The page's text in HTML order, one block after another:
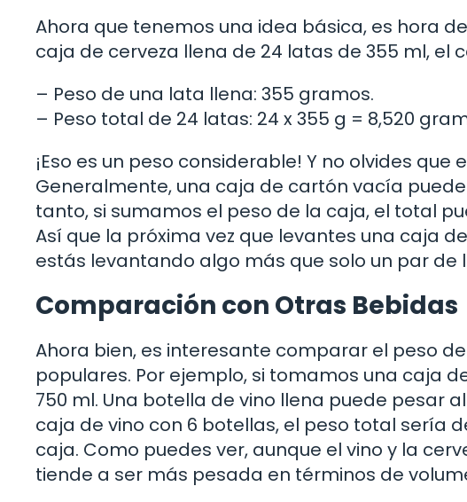
Ahora que tenemos una idea básica, es hora
caja de cerveza llena de 24 latas de 355 ml, el
– Peso de una lata llena: 355 gramos.
– Peso total de 24 latas: 24 x 355 g = 8,520
¡Eso es un peso considerable! Y no olvides
Generalmente, una caja de cartón vacía
tanto, si sumamos el peso de la caja, el total
Así que la próxima vez que levantes una caja
estás levantando algo más que solo un par de
Comparación con Otras Bebidas
Ahora bien, es interesante comparar el peso
populares. Por ejemplo, si tomamos una caja
750 ml. Una botella de vino llena puede pesar
caja de vino con 6 botellas, el peso total sería
caja. Como puedes ver, aunque el vino y la
tiende a ser más pesada en términos de